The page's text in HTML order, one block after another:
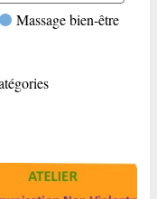
Massage bien-être